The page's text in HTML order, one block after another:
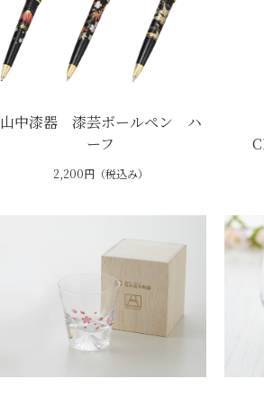
山中漆器 漆芸ボールペン ハ
ーフ
2,200円（税込み）